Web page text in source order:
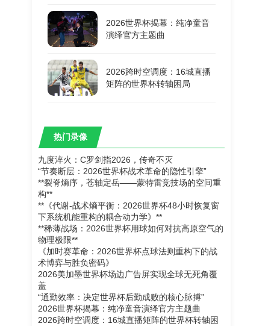
2026世界杯揭幕：纯净童音
演绎官方主题曲
2026跨时空调度：16城直播
矩阵的世界杯转轴困局
热门录像
九度淬火：C罗剑指2026，传奇不灭
“节奏断层：2026世界杯战术革命的隐性引擎”
**裂脊熵序，苍轴定岳——蒙特雷竞技场的空间重
构**
**《代谢-战术熵平衡：2026世界杯48小时恢复窗
下系统机能重构的耦合动力学》**
**稀薄战场：2026世界杯用球如何对抗高原空气的
物理极限**
《加时赛革命：2026世界杯点球法则重构下的战
术博弈与胜负密码》
2026美加墨世界杯场边广告屏实现全球无死角覆
盖
“通勤效率：决定世界杯后勤成败的核心脉搏”
2026世界杯揭幕：纯净童音演绎官方主题曲
2026跨时空调度：16城直播矩阵的世界杯转轴困